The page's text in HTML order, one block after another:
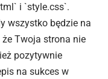
i `style.css`.
wszystko będzie na
Twoja strona nie
pozytywnie
na sukces w